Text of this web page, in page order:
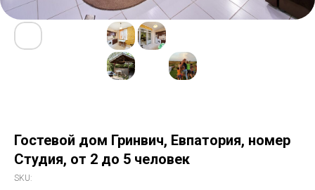
Гостевой дом Гринвич, Евпатория, номер
Студия, от 2 до 5 человек
SKU: